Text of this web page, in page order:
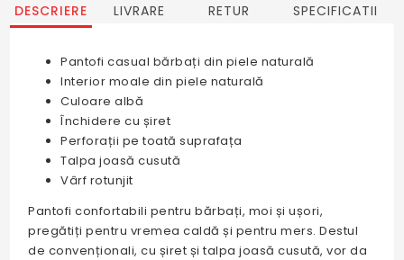
DESCRIERE LIVRARE RETUR SPECIFICATII
Pantofi casual bărbați din piele naturală
Interior moale din piele naturală
Culoare albă
Închidere cu șiret
Perforații pe toată suprafața
Talpa joasă cusută
Vârf rotunjit
Pantofi confortabili pentru bărbați, moi și ușori,
pregătiți pentru vremea caldă și pentru mers. Destul
de convenționali, cu șiret și talpa joasă cusută, vor da